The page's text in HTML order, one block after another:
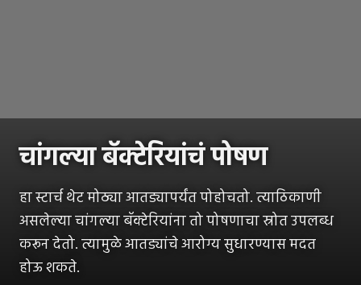
चांगल्या बॅक्टेरियांचं पोषण
हा स्टार्च थेट मोठ्या आतड्यापर्यंत पोहोचतो. त्याठिकाणी
असलेल्या चांगल्या बॅक्टेरियांना तो पोषणाचा स्रोत उपलब्ध
करून देतो. त्यामुळे आतड्यांचे आरोग्य सुधारण्यास मदत
होऊ शकते.